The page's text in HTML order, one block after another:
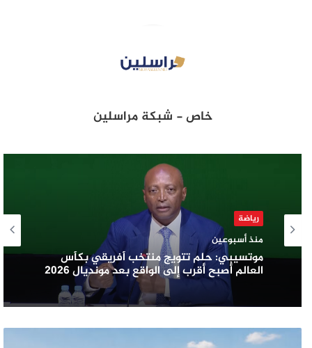
خاص - شبكة مراسلين
رياضة
منذ أسبوعين
موتسيبي: حلم تتويج منتخب أفريقي بكأس
العالم أصبح أقرب إلى الواقع بعد مونديال 2026